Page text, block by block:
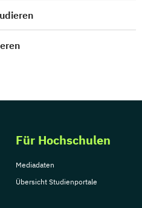
Für Hochschulen
Mediadaten
Übersicht Studienportale